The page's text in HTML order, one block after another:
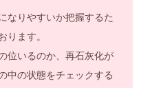
なりやすいか把握するた
ります。
位いるのか、再石灰化が
中の状態をチェックする